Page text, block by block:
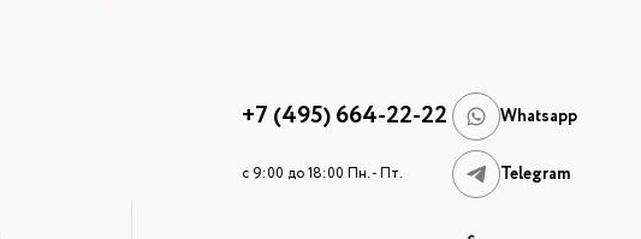
+7 (495) 664-22-22 Whatsapp
c 9:00 до 18:00 Пн. - Пт. Telegram